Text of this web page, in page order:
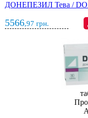
ДОНЕПЕЗИЛ Тева /
5566,97 грн.